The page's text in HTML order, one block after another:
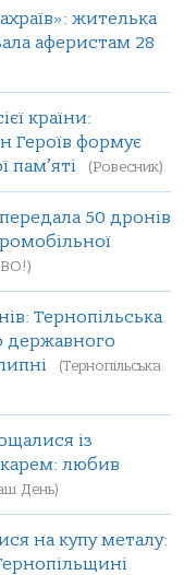
жителька
аферистам 28
країни:
Героїв формує
пам’яті
(Ровесник)
50 дронів
Тернопільська
державного
(Тернопільська
із
любив
День)
на купу металу: